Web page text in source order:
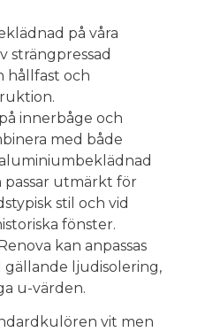
på våra
strängpressad
hållfast och
innerbåge och
med både
passar utmärkt för
stil och vid
fönster.
kan anpassas
ljudisolering,
u-värden.
vit men